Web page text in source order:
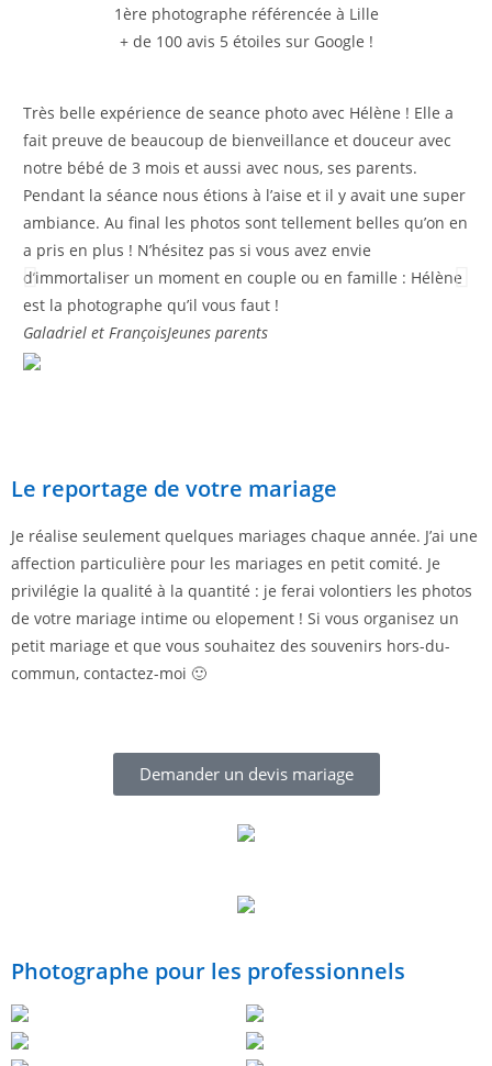
1ère photographe référencée à Lille
+ de 100 avis 5 étoiles sur Google !
Très belle expérience de seance photo avec Hélène ! Elle a
fait preuve de beaucoup de bienveillance et douceur avec
notre bébé de 3 mois et aussi avec nous, ses parents.
Pendant la séance nous étions à l’aise et il y avait une super
ambiance. Au final les photos sont tellement belles qu’on en
a pris en plus ! N’hésitez pas si vous avez envie
d’immortaliser un moment en couple ou en famille : Hélène
est la photographe qu’il vous faut !
Galadriel et FrançoisJeunes parents
Le reportage de votre mariage
Je réalise seulement quelques mariages chaque année. J’ai une
affection particulière pour les mariages en petit comité. Je
privilégie la qualité à la quantité : je ferai volontiers les photos
de votre mariage intime ou elopement ! Si vous organisez un
petit mariage et que vous souhaitez des souvenirs hors-du-
commun, contactez-moi 🙂
Demander un devis mariage
Photographe pour les professionnels